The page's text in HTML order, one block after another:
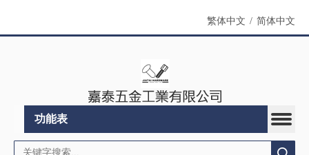
繁体中文 / 简体中文
功能表